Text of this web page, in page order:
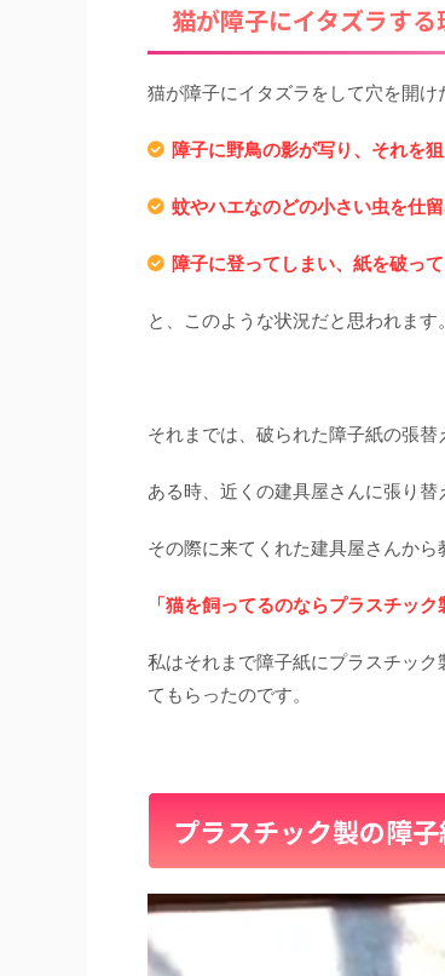
猫が障子にイタズラする
猫が障子にイタズラをして穴を開け
障子に野鳥の影が写り、それを
蚊やハエなのどの小さい虫を仕
障子に登ってしまい、紙を破っ
と、このような状況だと思われます。
それまでは、破られた障子紙の張替
ある時、近くの建具屋さんに張り替
その際に来てくれた建具屋さんから
「猫を飼ってるのならプラスチッ
私はそれまで障子紙にプラスチッ
てもらったのです。
プラスチック製の障